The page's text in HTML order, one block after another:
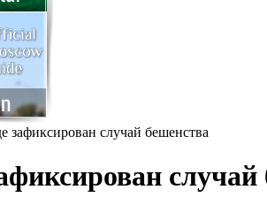
зафиксирован случай бешенства